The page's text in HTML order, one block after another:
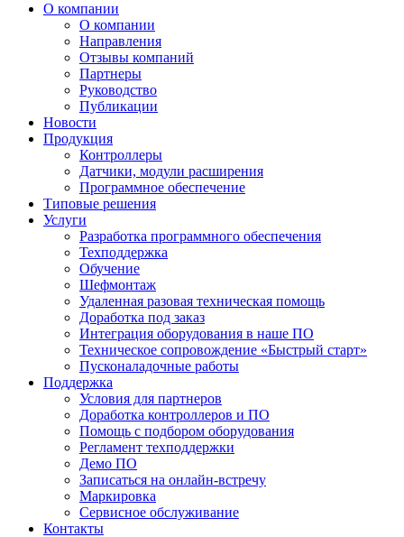
О компании
О компании
Направления
Отзывы компаний
Партнеры
Руководство
Публикации
Новости
Продукция
Контроллеры
Датчики, модули расширения
Программное обеспечение
Типовые решения
Услуги
Разработка программного обеспечения
Техподдержка
Обучение
Шефмонтаж
Удаленная разовая техническая помощь
Доработка под заказ
Интеграция оборудования в наше ПО
Техническое сопровождение «Быстрый старт»
Пусконаладочные работы
Поддержка
Условия для партнеров
Доработка контроллеров и ПО
Помощь с подбором оборудования
Регламент техподдержки
Демо ПО
Записаться на онлайн-встречу
Маркировка
Сервисное обслуживание
Контакты